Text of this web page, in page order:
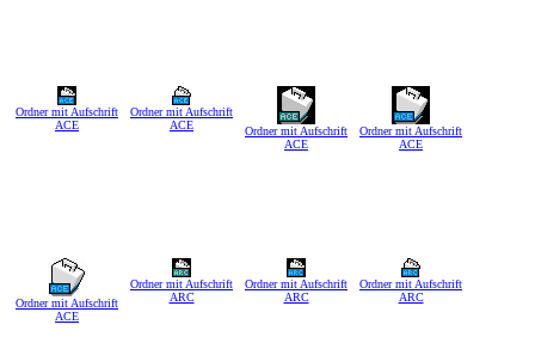
Ordner mit Aufschrift
ACE
Ordner mit Aufschrift
ACE
Ordner mit Aufschrift
ACE
Ordner mit Aufschrift
ACE
Ordner mit Aufschrift
ACE
Ordner mit Aufschrift
ARC
Ordner mit Aufschrift
ARC
Ordner mit Aufschrift
ARC